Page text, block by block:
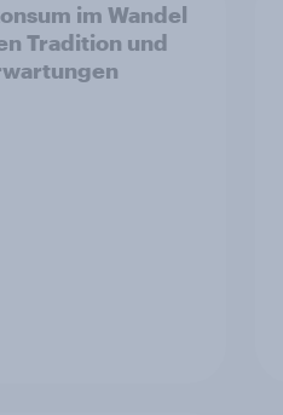
im Wandel​
Tradition und